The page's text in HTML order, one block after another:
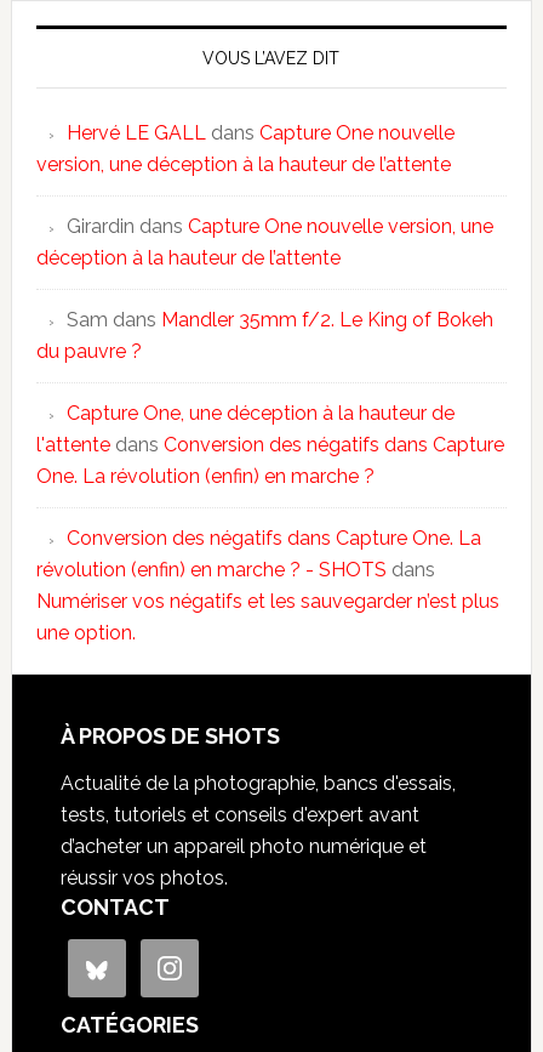
VOUS L’AVEZ DIT
Hervé LE GALL dans Capture One nouvelle
version, une déception à la hauteur de l’attente
Girardin dans Capture One nouvelle version, une
déception à la hauteur de l’attente
Sam dans Mandler 35mm f/2. Le King of Bokeh
du pauvre ?
Capture One, une déception à la hauteur de
l'attentedans Conversion des négatifs dans Capture
One. La révolution (enfin) en marche ?
Conversion des négatifs dans Capture One. La
révolution (enfin) en marche ? - SHOTS dans
Numériser vos négatifs et les sauvegarder n’est plus
une option.
À PROPOS DE SHOTS
Actualité de la photographie, bancs d'essais,
tests, tutoriels et conseils d'expert avant
d’acheter un appareil photo numérique et
réussir vos photos.
CONTACT
CATÉGORIES